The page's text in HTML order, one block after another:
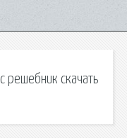
решебник скачать